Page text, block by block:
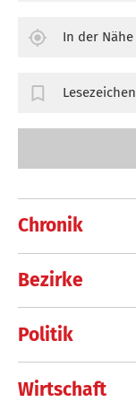
Chronik
Bezirke
Politik
Wirtschaft
In der Nähe
Lesezeichen